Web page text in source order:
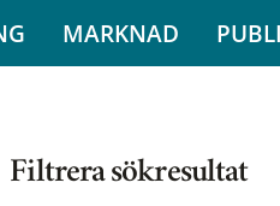
MARKNAD
Filtrera sökresultat